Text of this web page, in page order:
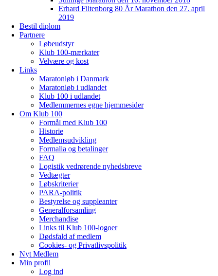
Erhard Filtenborg 80 År Marathon den 27. april
2019
Bestil diplom
Partnere
Løbeudstyr
Klub 100-mærkater
Velvære og kost
Links
Maratonløb i Danmark
Maratonløb i udlandet
Klub 100 i udlandet
Medlemmernes egne hjemmesider
Om Klub 100
Formål med Klub 100
Historie
Medlemsudvikling
Formalia og betalinger
FAQ
Logistik vedrørende nyhedsbreve
Vedtægter
Løbskriterier
PARA-politik
Bestyrelse og suppleanter
Generalforsamling
Merchandise
Links til Klub 100-logoer
Dødsfald af medlem
Cookies- og Privatlivspolitik
Nyt Medlem
Min profil
Log ind